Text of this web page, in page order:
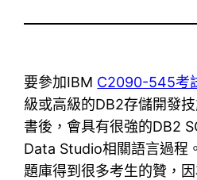
要參加IBM C2090-545考
級或高級的DB2存儲開發
書後，會具有很強的DB2
Data Studio相關語言過
題庫得到很多考生的贊，